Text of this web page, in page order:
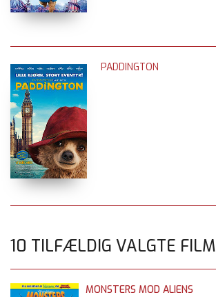
PADDINGTON
10 TILFÆLDIG VALGTE FILM
MONSTERS MOD ALIENS